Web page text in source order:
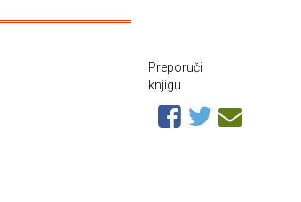
Preporuči
knjigu